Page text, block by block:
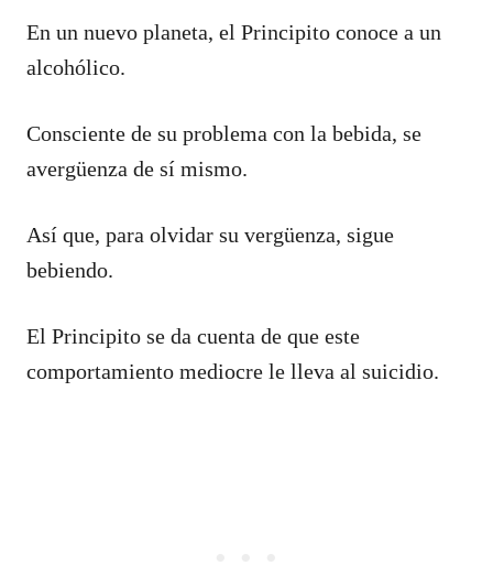
En un nuevo planeta, el Principito conoce a un
alcohólico.
Consciente de su problema con la bebida, se
avergüenza de sí mismo.
Así que, para olvidar su vergüenza, sigue
bebiendo.
El Principito se da cuenta de que este
comportamiento mediocre le lleva al suicidio.